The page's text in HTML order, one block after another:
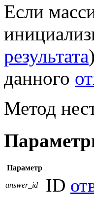
Если
результата
данного
Метод
Параметр
answer_id ID